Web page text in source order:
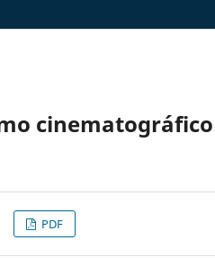
cinematográfico
PDF